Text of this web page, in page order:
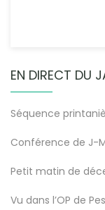
EN DIRECT DU
Séquence
Conférence de J-
Petit matin de
Vu dans l’OP de